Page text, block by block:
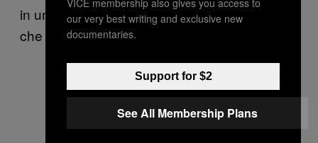
in una certa misura è un condizionamento
che ti rimane attaccato.
our very best writing and exclusive new
documentaries.
Support for $2
See All Membership Plans